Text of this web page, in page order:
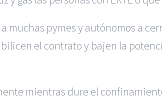
muchas pymes y autónomos a
el contrato y bajen la
mientras dure el